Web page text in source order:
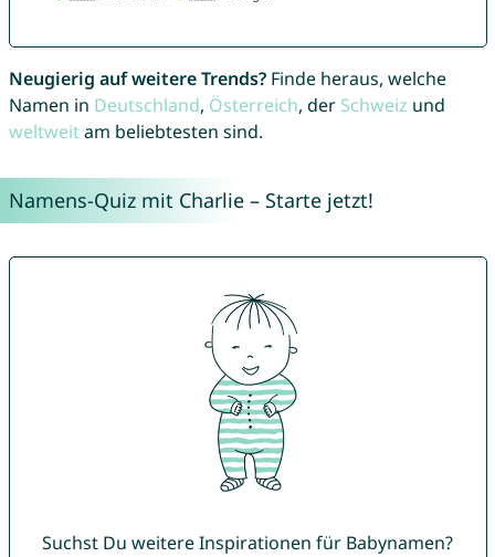
Neugierig auf weitere Trends?Finde heraus, welche
Namen in Deutschland, Österreich, der Schweiz und
weltweitam beliebtesten sind.
Namens-Quiz mit Charlie – Starte jetzt!
Suchst Du weitere Inspirationen für Babynamen?